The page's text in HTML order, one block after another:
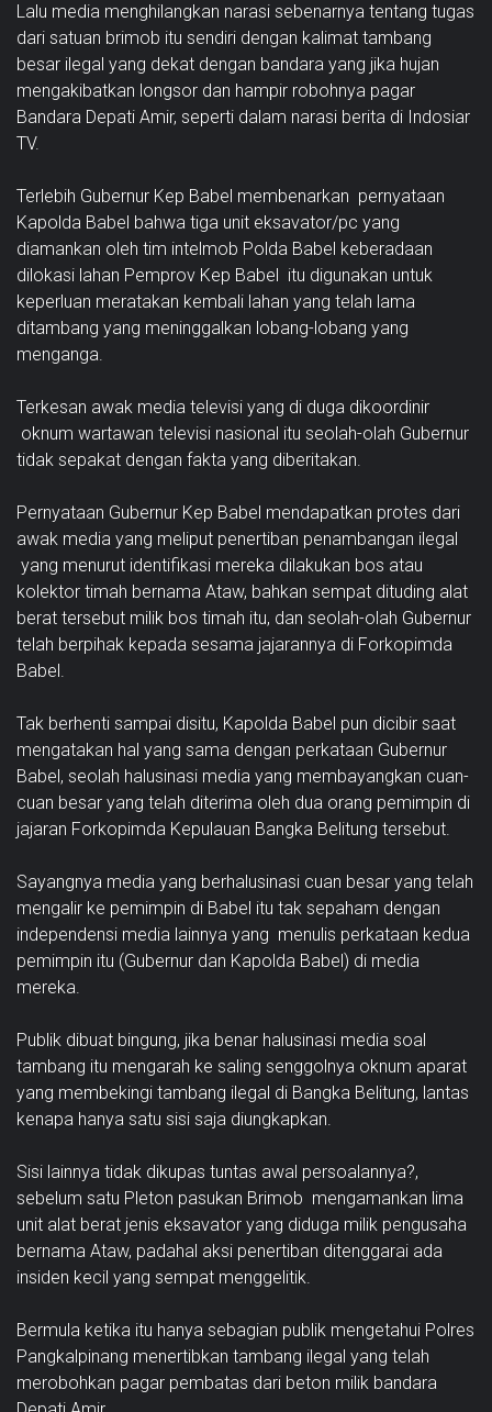
Lalu media menghilangkan narasi sebenarnya tentang tugas
dari satuan brimob itu sendiri dengan kalimat tambang
besar ilegal yang dekat dengan bandara yang jika hujan
mengakibatkan longsor dan hampir robohnya pagar
Bandara Depati Amir, seperti dalam narasi berita di Indosiar
TV.
Terlebih Gubernur Kep Babel membenarkan pernyataan
Kapolda Babel bahwa tiga unit eksavator/pc yang
diamankan oleh tim intelmob Polda Babel keberadaan
dilokasi lahan Pemprov Kep Babel itu digunakan untuk
keperluan meratakan kembali lahan yang telah lama
ditambang yang meninggalkan lobang-lobang yang
menganga.
Terkesan awak media televisi yang di duga dikoordinir
oknum wartawan televisi nasional itu seolah-olah Gubernur
tidak sepakat dengan fakta yang diberitakan.
Pernyataan Gubernur Kep Babel mendapatkan protes dari
awak media yang meliput penertiban penambangan ilegal
yang menurut identifikasi mereka dilakukan bos atau
kolektor timah bernama Ataw, bahkan sempat dituding alat
berat tersebut milik bos timah itu, dan seolah-olah Gubernur
telah berpihak kepada sesama jajarannya di Forkopimda
Babel.
Tak berhenti sampai disitu, Kapolda Babel pun dicibir saat
mengatakan hal yang sama dengan perkataan Gubernur
Babel, seolah halusinasi media yang membayangkan cuan-
cuan besar yang telah diterima oleh dua orang pemimpin di
jajaran Forkopimda Kepulauan Bangka Belitung tersebut.
Sayangnya media yang berhalusinasi cuan besar yang telah
mengalir ke pemimpin di Babel itu tak sepaham dengan
independensi media lainnya yang menulis perkataan kedua
pemimpin itu (Gubernur dan Kapolda Babel) di media
mereka.
Publik dibuat bingung, jika benar halusinasi media soal
tambang itu mengarah ke saling senggolnya oknum aparat
yang membekingi tambang ilegal di Bangka Belitung, lantas
kenapa hanya satu sisi saja diungkapkan.
Sisi lainnya tidak dikupas tuntas awal persoalannya?,
sebelum satu Pleton pasukan Brimob mengamankan lima
unit alat berat jenis eksavator yang diduga milik pengusaha
bernama Ataw, padahal aksi penertiban ditenggarai ada
insiden kecil yang sempat menggelitik.
Bermula ketika itu hanya sebagian publik mengetahui Polres
Pangkalpinang menertibkan tambang ilegal yang telah
merobohkan pagar pembatas dari beton milik bandara